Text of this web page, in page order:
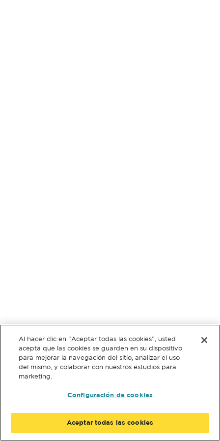
Al hacer clic en “Aceptar todas las cookies”, usted
acepta que las cookies se guarden en su dispositivo
para mejorar la navegación del sitio, analizar el uso
del mismo, y colaborar con nuestros estudios para
marketing.
Configuración de cookies
Aceptar todas las cookies